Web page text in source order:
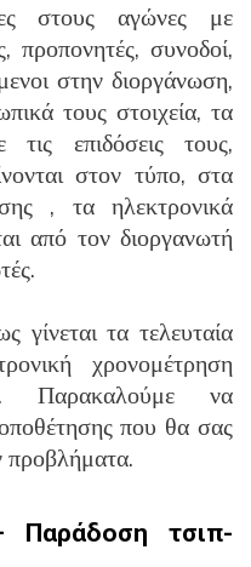
στους αγώνες με
προπονητές, συνοδοί,
στην διοργάνωση,
τους στοιχεία, τα
επιδόσεις τους,
στον τύπο, στα
, τα ηλεκτρονικά
από τον διοργανωτή
τα τελευταία
χρονομέτρηση
Παρακαλούμε να
που θα σας
προβλήματα.
Παράδοση τσιπ-